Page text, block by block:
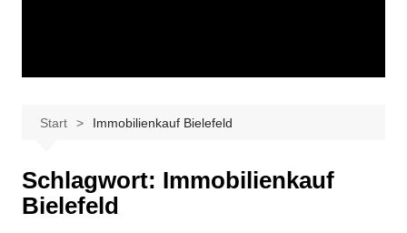
Start Immobilienkauf Bielefeld
Schlagwort: Immobilienkauf
Bielefeld